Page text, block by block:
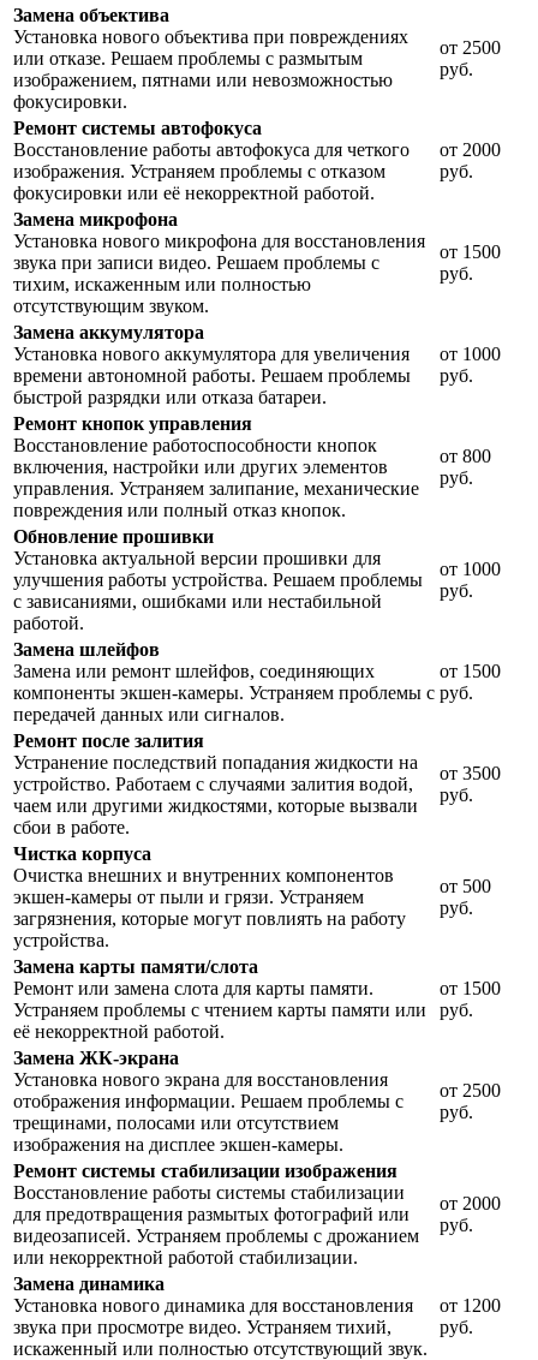
Замена объектива
Установка нового объектива при повреждениях
или отказе. Решаем проблемы с размытым
изображением, пятнами или невозможностью
фокусировки.
от 2500
руб.
Ремонт системы автофокуса
Восстановление работы автофокуса для четкого
изображения. Устраняем проблемы с отказом
фокусировки или её некорректной работой.
от 2000
руб.
Замена микрофона
Установка нового микрофона для восстановления
звука при записи видео. Решаем проблемы с
тихим, искаженным или полностью
отсутствующим звуком.
от 1500
руб.
Замена аккумулятора
Установка нового аккумулятора для увеличения
времени автономной работы. Решаем проблемы
быстрой разрядки или отказа батареи.
от 1000
руб.
Ремонт кнопок управления
Восстановление работоспособности кнопок
включения, настройки или других элементов
управления. Устраняем залипание, механические
повреждения или полный отказ кнопок.
от 800
руб.
Обновление прошивки
Установка актуальной версии прошивки для
улучшения работы устройства. Решаем проблемы
с зависаниями, ошибками или нестабильной
работой.
от 1000
руб.
Замена шлейфов
Замена или ремонт шлейфов, соединяющих
компоненты экшен-камеры. Устраняем проблемы с
передачей данных или сигналов.
от 1500
руб.
Ремонт после залития
Устранение последствий попадания жидкости на
устройство. Работаем с случаями залития водой,
чаем или другими жидкостями, которые вызвали
сбои в работе.
от 3500
руб.
Чистка корпуса
Очистка внешних и внутренних компонентов
экшен-камеры от пыли и грязи. Устраняем
загрязнения, которые могут повлиять на работу
устройства.
от 500
руб.
Замена карты памяти/слота
Ремонт или замена слота для карты памяти.
Устраняем проблемы с чтением карты памяти или
её некорректной работой.
от 1500
руб.
Замена ЖК-экрана
Установка нового экрана для восстановления
отображения информации. Решаем проблемы с
трещинами, полосами или отсутствием
изображения на дисплее экшен-камеры.
от 2500
руб.
Ремонт системы стабилизации изображения
Восстановление работы системы стабилизации
для предотвращения размытых фотографий или
видеозаписей. Устраняем проблемы с дрожанием
или некорректной работой стабилизации.
от 2000
руб.
Замена динамика
Установка нового динамика для восстановления
звука при просмотре видео. Устраняем тихий,
искаженный или полностью отсутствующий звук.
от 1200
руб.